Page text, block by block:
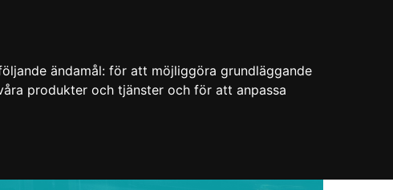
ändamål: för att möjliggöra grundläggande
produkter och tjänster och för att anpassa